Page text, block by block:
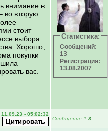
внимание в
во вторую.
стоит
выбора
Хорошо,
покупки
вас.
Статистика:
Сообщений:
13
Регистрация:
13.08.2007
11.09.23 - 05:02:32
Сообщение # 3